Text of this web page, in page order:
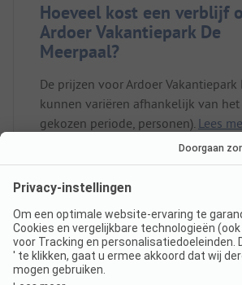
Hoeveel kost een verblijf
Ardoer Vakantiepark De
Meerpaal?
De prijzen voor Ardoer Vakantiepark
kunnen variëren afhankelijk van
gekozen periode, personen). Lees
Heeft Ardoer